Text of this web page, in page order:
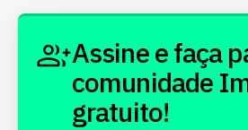
Assine e faça
comunidade
gratuito!